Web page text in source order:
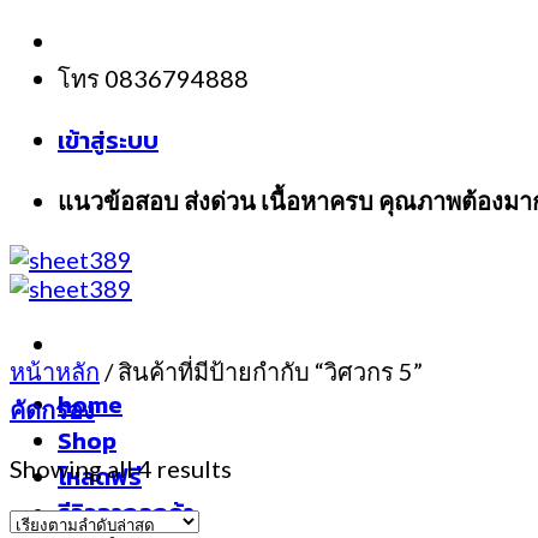
Skip
content
โทร 0836794888
เข้าสู่ระบบ
แนวข้อสอบ ส่งด่วน เนื้อหาครบ คุณภาพต้องม
home
Shop
โหลดฟรี
รีวิวจากลูกค้า
หน้าหลัก /สินค้าที่มีป้ายกำกับ “วิศวกร 5”
คัดกรอง
Showing all 4 results